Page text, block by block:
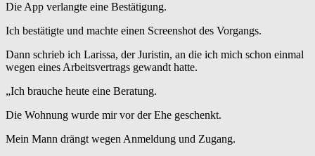
Die App verlangte eine Bestätigung.
Ich bestätigte und machte einen Screenshot des Vorgangs.
Dann schrieb ich Larissa, der Juristin, an die ich mich schon einmal
wegen eines Arbeitsvertrags gewandt hatte.
„Ich brauche heute eine Beratung.
Die Wohnung wurde mir vor der Ehe geschenkt.
Mein Mann drängt wegen Anmeldung und Zugang.